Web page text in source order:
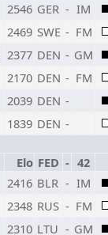
2546 GER - IM
2469 SWE - FM
2377 DEN - GM
2170 DEN - FM
2039 DEN -
1839 DEN -
Elo FED - 42
2416 BLR - IM
2348 RUS - FM
2310 LTU - GM